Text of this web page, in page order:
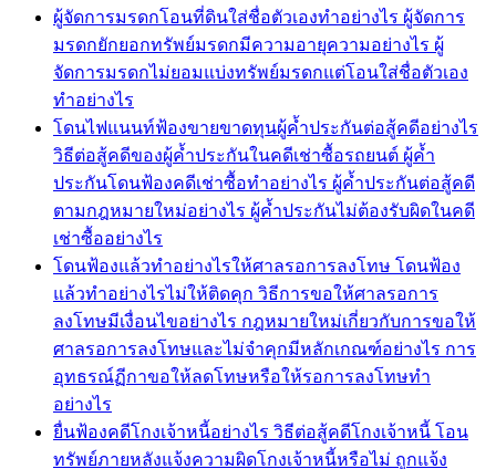
ผู้จัดการมรดกโอนที่ดินใส่ชื่อตัวเองทำอย่างไร ผู้จัดการ
มรดกยักยอกทรัพย์มรดกมีความอายุความอย่างไร ผู้
จัดการมรดกไม่ยอมแบ่งทรัพย์มรดกแต่โอนใส่ชื่อตัวเอง
ทำอย่างไร
โดนไฟแนนท์ฟ้องขายขาดทุนผู้ค้ำประกันต่อสู้คดีอย่างไร
วิธีต่อสู้คดีของผู้ค้ำประกันในคดีเช่าซื้อรถยนต์ ผู้ค้ำ
ประกันโดนฟ้องคดีเช่าซื้อทำอย่างไร ผู้ค้ำประกันต่อสู้คดี
ตามกฎหมายใหม่อย่างไร ผู้ค้ำประกันไม่ต้องรับผิดในคดี
เช่าซื้ออย่างไร
โดนฟ้องแล้วทำอย่างไรให้ศาลรอการลงโทษ โดนฟ้อง
แล้วทำอย่างไรไม่ให้ติดคุก วิธีการขอให้ศาลรอการ
ลงโทษมีเงื่อนไขอย่างไร กฎหมายใหม่เกี่ยวกับการขอให้
ศาลรอการลงโทษและไม่จำคุกมีหลักเกณฑ์อย่างไร การ
อุทธรณ์ฏีกาขอให้ลดโทษหรือให้รอการลงโทษทำ
อย่างไร
ยื่นฟ้องคดีโกงเจ้าหนี้อย่างไร วิธีต่อสู้คดีโกงเจ้าหนี้ โอน
ทรัพย์ภายหลังแจ้งความผิดโกงเจ้าหนี้หรือไม่ ถูกแจ้ง